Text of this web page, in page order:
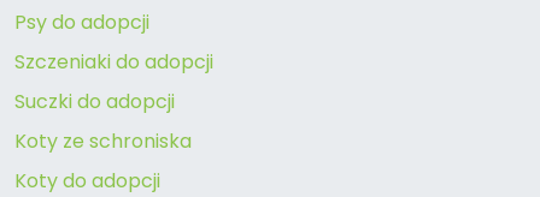
Psy do adopcji
Szczeniaki do adopcji
Suczki do adopcji
Koty ze schroniska
Koty do adopcji